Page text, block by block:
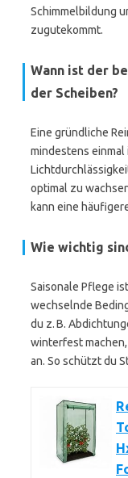
Schimmelbildung
zugutekommt.
Wann ist der
der Scheiben?
Eine gründliche
mindestens einmal
optimal zu
kann eine
Wie wichtig
Saisonale Pflege
wechselnde
du z. B.
winterfest
an. So schützt du